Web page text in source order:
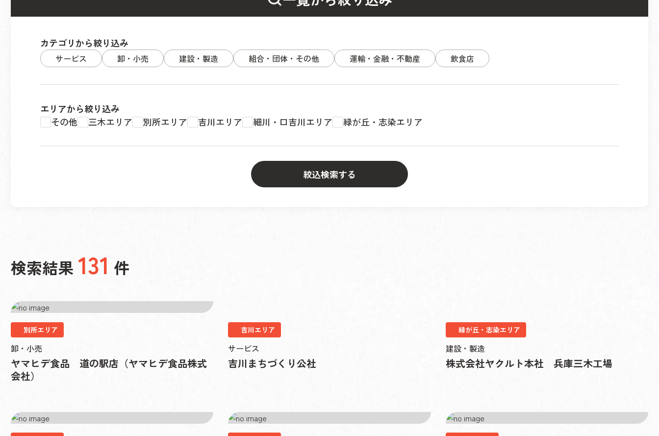
カテゴリから絞り込み
サービス 卸・小売 建設・製造 組合・団体・その他 運輸・金融・不動産 飲食店
エリアから絞り込み
その他
三木エリア 別所エリア 吉川エリア 細川・口吉川エリア 緑が丘・志染エリア
絞込検索する
検索結果 131 件
別所エリア
卸・小売
ヤマヒデ食品 道の駅店（ヤマヒデ食品株式
会社）
吉川エリア
サービス
吉川まちづくり公社
緑が丘・志染エリア
建設・製造
株式会社ヤクルト本社 兵庫三木工場